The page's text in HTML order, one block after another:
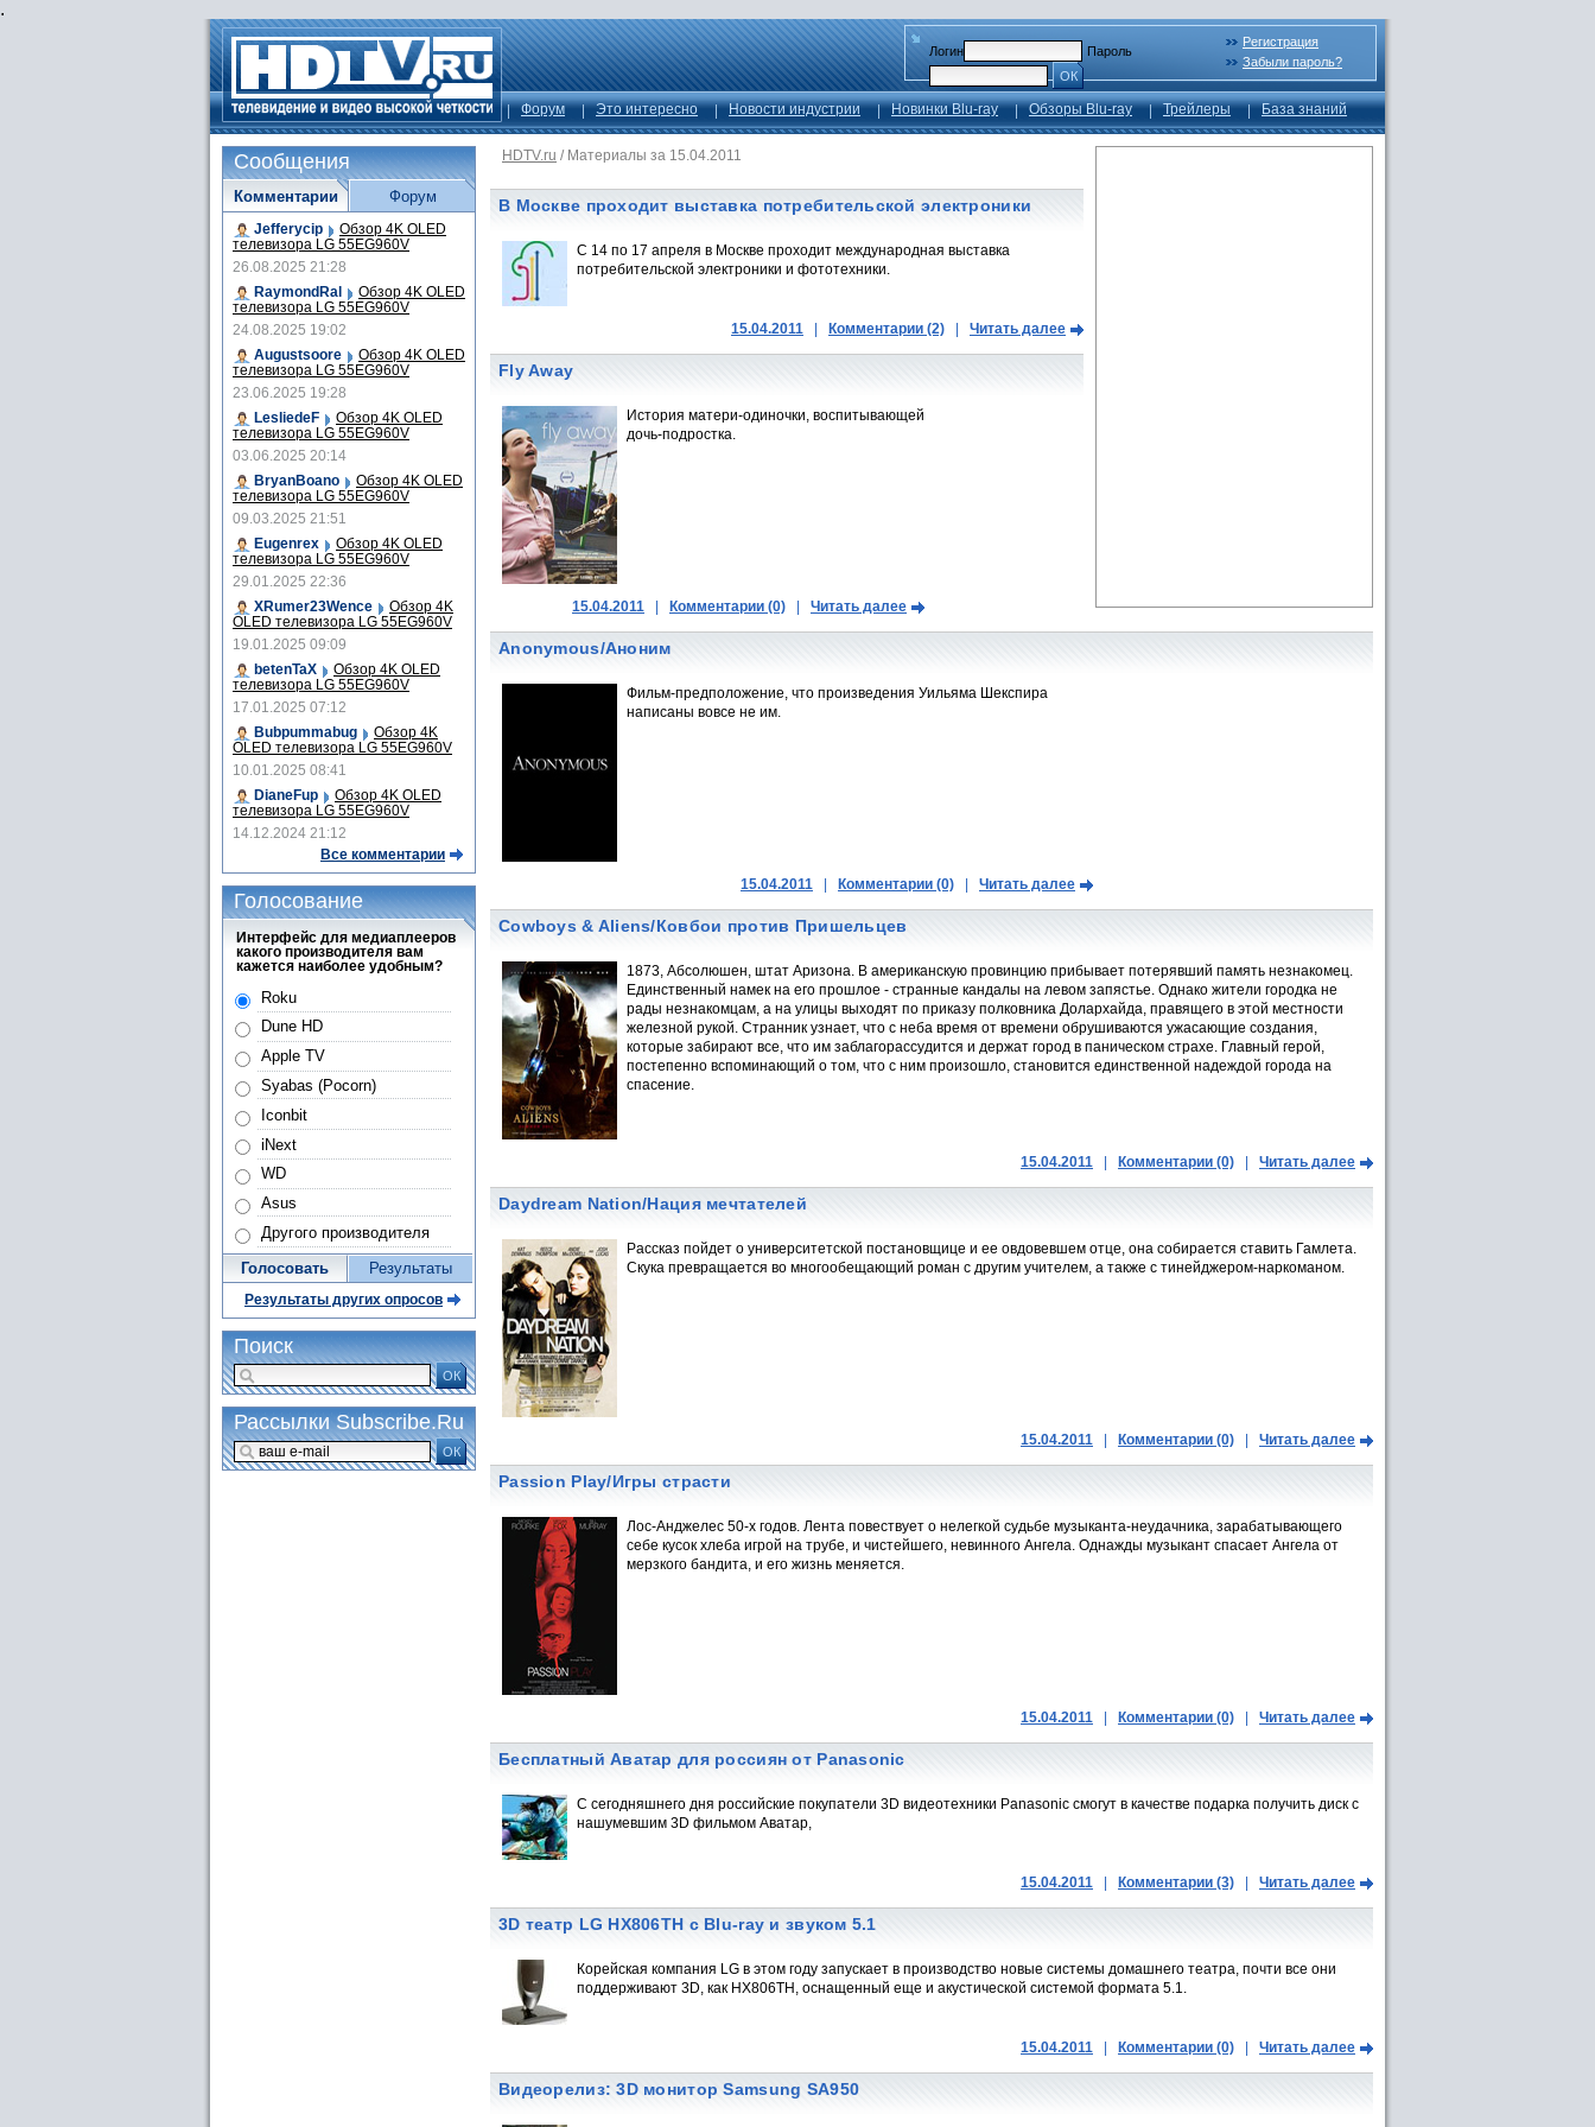
.
Логин
Пароль
ОК
Регистрация
Забыли пароль?
Форум Это интересно Новости индустрии Новинки Blu-ray Обзоры Blu-ray Трейлеры База знаний
HDTV.ru / Материалы за 15.04.2011
В Москве проходит выставка потребительской электроники
С 14 по 17 апреля в Москве проходит международная выставка
потребительской электроники и фототехники.
15.04.2011 Комментарии (2) Читать далее
Fly Away
История матери-одиночки, воспитывающей
дочь-подростка.
15.04.2011 Комментарии (0) Читать далее
Anonymous/Аноним
Фильм-предположение, что произведения Уильяма Шекспира
написаны вовсе не им.
15.04.2011 Комментарии (0) Читать далее
Cowboys & Aliens/Ковбои против Пришельцев
1873, Абсолюшен, штат Аризона. В американскую провинцию прибывает потерявший память незнакомец.
Единственный намек на его прошлое - странные кандалы на левом запястье. Однако жители городка не
рады незнакомцам, а на улицы выходят по приказу полковника Долархайда, правящего в этой местности
железной рукой. Странник узнает, что с неба время от времени обрушиваются ужасающие создания,
которые забирают все, что им заблагорассудится и держат город в паническом страхе. Главный герой,
постепенно вспоминающий о том, что с ним произошло, становится единственной надеждой города на
спасение.
15.04.2011 Комментарии (0) Читать далее
Daydream Nation/Нация мечтателей
Рассказ пойдет о университетской постановщице и ее овдовевшем отце, она собирается ставить Гамлета.
Скука превращается во многообещающий роман с другим учителем, а также с тинейджером-наркоманом.
15.04.2011 Комментарии (0) Читать далее
Passion Play/Игры страсти
Лос-Анджелес 50-х годов. Лента повествует о нелегкой судьбе музыканта-неудачника, зарабатывающего
себе кусок хлеба игрой на трубе, и чистейшего, невинного Ангела. Однажды музыкант спасает Ангела от
мерзкого бандита, и его жизнь меняется.
15.04.2011 Комментарии (0) Читать далее
Бесплатный Аватар для россиян от Panasonic
C сегодняшнего дня российские покупатели 3D видеотехники Panasonic смогут в качестве подарка получить диск с
нашумевшим 3D фильмом Аватар,
15.04.2011 Комментарии (3) Читать далее
3D театр LG HX806TH c Blu-ray и звуком 5.1
Корейская компания LG в этом году запускает в производство новые системы домашнего театра, почти все они
поддерживают 3D, как HX806TH, оснащенный еще и акустической системой формата 5.1.
15.04.2011 Комментарии (0) Читать далее
Видеорелиз: 3D монитор Samsung SA950
Сообщения
Комментарии
Jefferycip Обзор 4K OLED
телевизора LG 55EG960V
26.08.2025 21:28
RaymondRal
Обзор 4K OLED
телевизора LG 55EG960V
24.08.2025 19:02
Augustsoore
Обзор 4K OLED
телевизора LG 55EG960V
23.06.2025 19:28
LesliedeF
Обзор 4K OLED
телевизора LG 55EG960V
03.06.2025 20:14
BryanBoano
Обзор 4K OLED
телевизора LG 55EG960V
09.03.2025 21:51
Eugenrex
Обзор 4K OLED
телевизора LG 55EG960V
29.01.2025 22:36
XRumer23Wence
Обзор 4K
OLED телевизора LG 55EG960V
19.01.2025 09:09
betenTaX
Обзор 4K OLED
телевизора LG 55EG960V
17.01.2025 07:12
Bubpummabug
Обзор 4K
OLED телевизора LG 55EG960V
10.01.2025 08:41
DianeFup
Обзор 4K OLED
телевизора LG 55EG960V
14.12.2024 21:12
Все комментарии
Форум
Голосование
Интерфейс для медиаплееров
какого производителя вам
кажется наиболее удобным?
Roku
Dune HD
Apple TV
Syabas (Pocorn)
Iconbit
iNext
WD
Asus
Другого производителя
Голосовать Результаты
Результаты других опросов
Поиск
ОК
Рассылки Subscribe.Ru
ОК